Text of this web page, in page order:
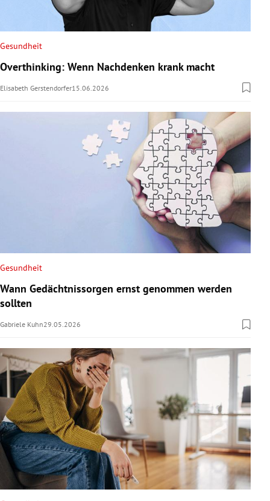
Gesundheit
Overthinking: Wenn Nachdenken krank macht
Elisabeth Gerstendorfer15.06.2026
Gesundheit
Wann Gedächtnissorgen ernst genommen werden
sollten
Gabriele Kuhn29.05.2026